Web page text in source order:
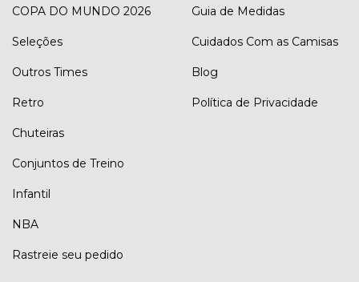
COPA DO MUNDO 2026
Seleções
Outros Times
Retro
Chuteiras
Conjuntos de Treino
Infantil
NBA
Rastreie seu pedido
Guia de Medidas
Cuidados Com as Camisas
Blog
Política de Privacidade